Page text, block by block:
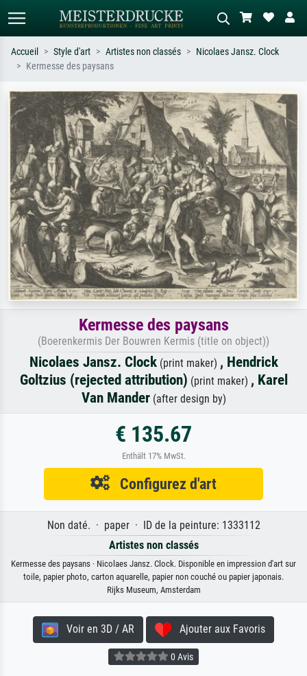
Recherchez par artiste, titre ou style –
ex. Monet, Nuit étoilée,
impressionnisme, vague de Hokusai,
nu.
Décrivez la scène – ex. prairie verte,
abstrait avec beaucoup de rouge,
tableau sombre, nu debout près d'un
arbre.
Accueil Style d'art Artistes non classés
Nicolaes Jansz. Clock
Kermesse des paysans
Kermesse des paysans
(Boerenkermis Der Bouwren Kermis (title on object))
Nicolaes Jansz. Clock(print maker) , Hendrick
Goltzius (rejected attribution) (print maker) , Karel
Van Mander(after design by)
€ 135.67
Enthält 17% MwSt.
Configurez d'art
Non daté. · paper · ID de la peinture: 1333112
Artistes non classés
Kermesse des paysans · Nicolaes Jansz. Clock. Disponible en impression d'art sur
toile, papier photo, carton aquarelle, papier non couché ou papier japonais.
Rijks Museum, Amsterdam
Voir en 3D / AR Ajouter aux Favoris
0 Avis